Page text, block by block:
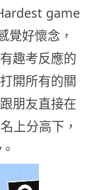
game
覺好懷念，
趣考反應的
開所有的關
朋友直接在
上分高下，